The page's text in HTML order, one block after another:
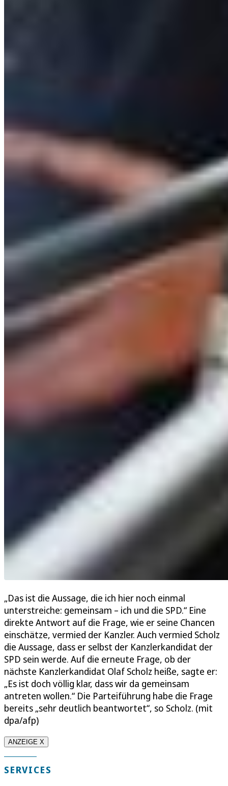
„Das ist die Aussage, die ich hier noch einmal
unterstreiche: gemeinsam – ich und die SPD.“ Eine
direkte Antwort auf die Frage, wie er seine Chancen
einschätze, vermied der Kanzler. Auch vermied Scholz
die Aussage, dass er selbst der Kanzlerkandidat der
SPD sein werde. Auf die erneute Frage, ob der
nächste Kanzlerkandidat Olaf Scholz heiße, sagte er:
„Es ist doch völlig klar, dass wir da gemeinsam
antreten wollen.“ Die Parteiführung habe die Frage
bereits „sehr deutlich beantwortet“, so Scholz. (mit
dpa/afp)
ANZEIGE X
SERVICES